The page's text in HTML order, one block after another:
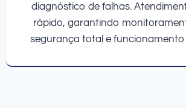
diagnóstico de falhas.
rápido, garantindo
segurança total e funcionamento